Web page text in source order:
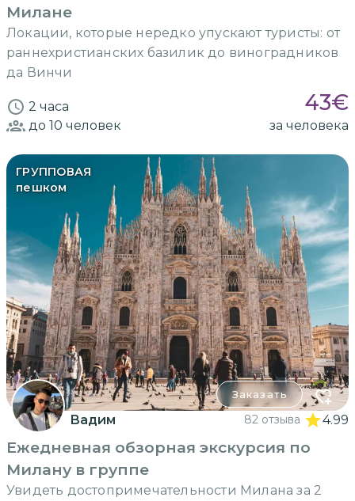
Милане
Локации, которые нередко упускают туристы: от
раннехристианских базилик до виноградников
да Винчи
2 часа 43€
до 10 человек за человека
ГРУППОВАЯ
пешком
Заказать
Вадим 82 отзыва 4.99
Ежедневная обзорная экскурсия по
Милану в группе
Увидеть достопримечательности Милана за 2